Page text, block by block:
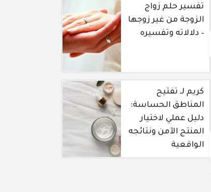
تفسير حلم زواج
الزوجة من غير زوجها
– دلالاته وتفسيره
كريم لـ تفتيح
المناطق الحساسة:
دليل عملي لاختيار
المنتج الآمن ونتائجه
الواقعية